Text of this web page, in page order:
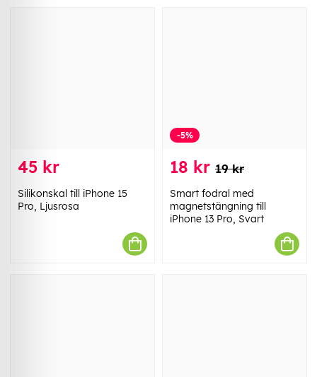
45 kr
Silikonskal till iPhone 15
Pro, Ljusrosa
-5%
18 kr 19 kr
Smart fodral med
magnetstängning till
iPhone 13 Pro, Svart